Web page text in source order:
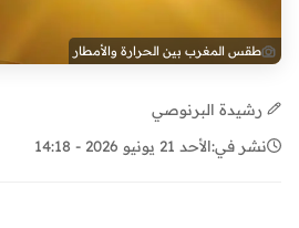
طقس المغرب بين الحرارة والأمطار
رشيدة البرنوصي
نشر في:الأحد 21 يونيو 2026 - 14:18